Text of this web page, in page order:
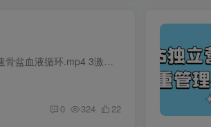
课程目录 1舒缓的身心.mp4 2加速骨盆血液循环.mp4 3激活核心区域一.mp4 4激活核心区域二.mp4 5加强下肢稳定.mp4 6舒缓身心紧张.mp4 7增加受孕几率.mp4
0 324 22